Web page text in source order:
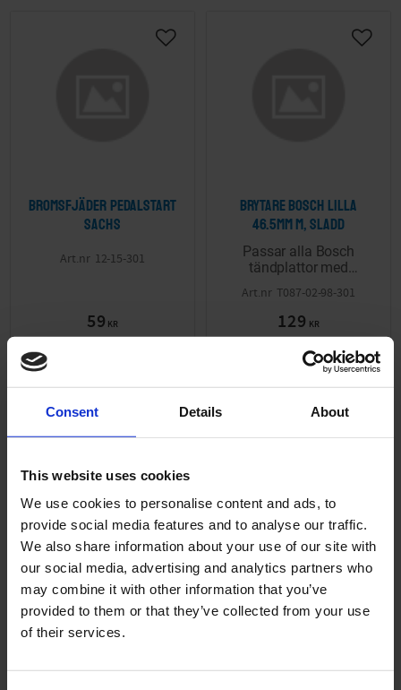
Consent Details About
This website uses cookies
We use cookies to personalise content and ads, to
provide social media features and to analyse our traffic.
We also share information about your use of our site with
our social media, advertising and analytics partners who
may combine it with other information that you’ve
provided to them or that they’ve collected from your use
of their services.
Bromsfjäder pedalstart
Sachs
12-15-301
59 KR
Lägg till i önskelista
Brytare Bosch lilla
46.5mm m, sladd
Passar alla Bosch
tändplattor med
Modell med sladd.
T087-02-98-301
129 KR
Lägg
2-5 vardagar
KÖP
Brytare Ducati Sachs
KÖP FLER SPARA MER
Lägg till i önskelista
Brytare med axel Bosch-
KÖP FLER SPARA MER